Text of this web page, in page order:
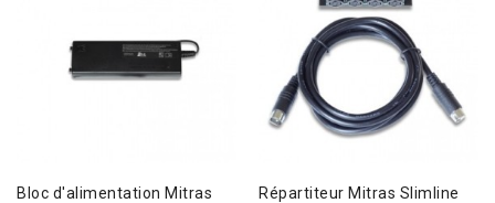
Bloc d'alimentation Mitras
Répartiteur Mitras Slimline